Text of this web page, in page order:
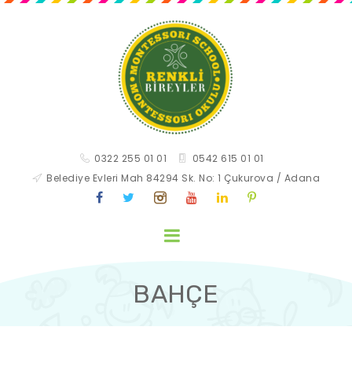
0322 255 01 01
0542 615 01 01
Belediye Evleri Mah 84294 Sk. No: 1 Çukurova / Adana
BAHÇE